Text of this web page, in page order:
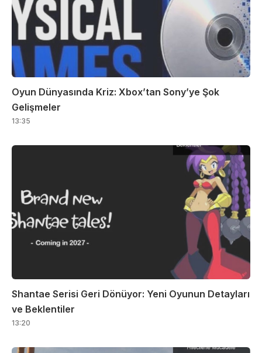
Oyun Dünyasında Kriz: Xbox’tan Sony’ye Şok
Gelişmeler
13:35
Shantae Serisi Geri Dönüyor: Yeni Oyunun Detayları
ve Beklentiler
13:20